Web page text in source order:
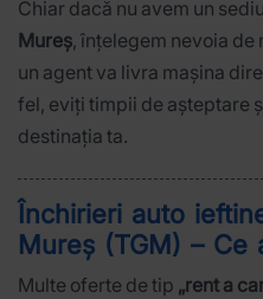
Chiar dacă nu avem un
Mureș, înțelegem nevoia
un agent va livra mașina
fel, eviți timpii de așteptare
destinația ta.
Închirieri auto
Mureș (TGM) –
Multe oferte de tip „rent a